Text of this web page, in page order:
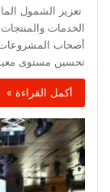
تعزيز الشمول
الخدمات
أصحاب المشروعات
تحسين مستوى
أكمل القراءة »